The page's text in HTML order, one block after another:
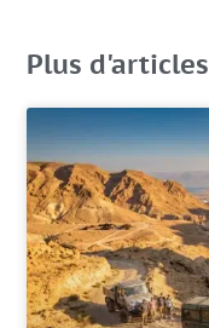
Plus d'articles